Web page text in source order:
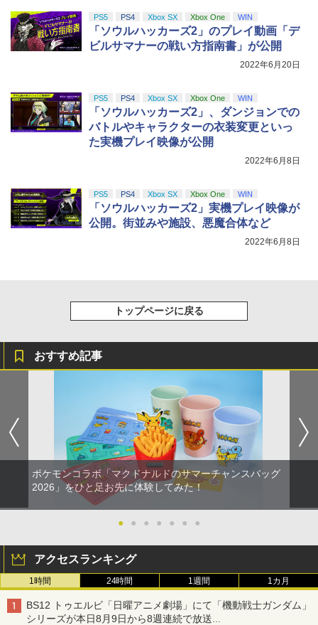
PS5 PS4 Xbox SX Xbox One WIN
「ソウルハッカーズ2」のプレイ動画「デ
ビルサマナーの戦い方指南書」が公開
2022年6月20日
PS5 PS4 Xbox SX Xbox One WIN
「ソウルハッカーズ2」、ダンジョンでの
バトルやキャラクターの衣装変更といっ
た実機プレイ映像が公開
2022年6月8日
PS5 PS4 Xbox SX Xbox One WIN
「ソウルハッカーズ2」実機プレイ映像が
公開。街並みや施設、悪魔合体など
2022年6月8日
トップページに戻る
おすすめ記事
ポケモンコラボ「マクドナルドのサマーチャンスバッグ
2026」をひと足お先に体験してみた！
● ● ● ● ● ● ●
アクセスランキング
1時間 24時間 1週間 1カ月
BS12 トゥエルビ「日曜アニメ劇場」にて「機動戦士ガンダム」
シリーズが本日8月9日から8週連続で放送